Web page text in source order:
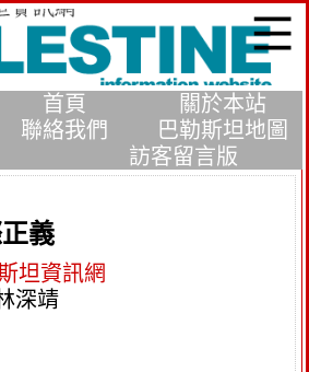
首頁
關於本站
聯絡我們
巴勒斯坦地圖
訪客留言版
義
坦資訊網
深靖